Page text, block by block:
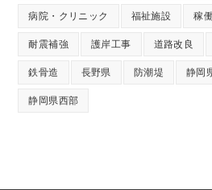
病院・クリニック 福祉施設 稼
耐震補強 護岸工事 道路改良
鉄骨造 長野県 防潮堤 静岡
静岡県西部